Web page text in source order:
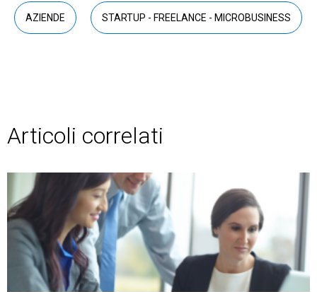
AZIENDE STARTUP - FREELANCE - MICROBUSINESS
Articoli correlati